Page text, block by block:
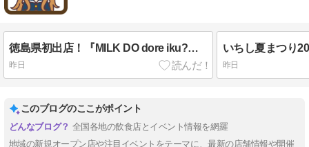
徳島県初出店！『MILK DO dore iku?徳島藍住店』8月10日オープン！
昨日 昨日
このブログのここがポイント
全国各地の飲食店とイベント情報を網羅
地域の新規オープン店や注目イベントをテーマに、最新の店舗情報や開催